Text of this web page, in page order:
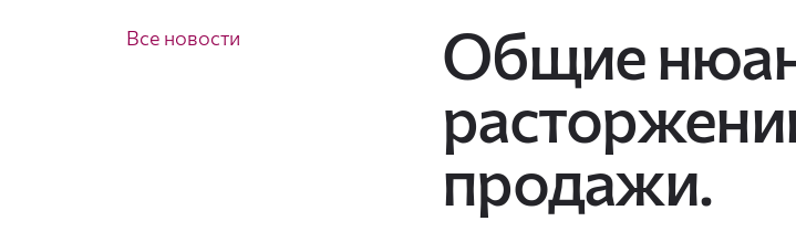
Все новости
Общие
продажи.